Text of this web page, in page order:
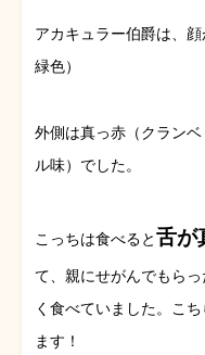
アカキュラー伯爵は、
緑色）
外側は真っ赤（クラン
ル味）でした。
こっちは食べると舌が
て、親にせがんでもら
く食べていました。こ
ます！